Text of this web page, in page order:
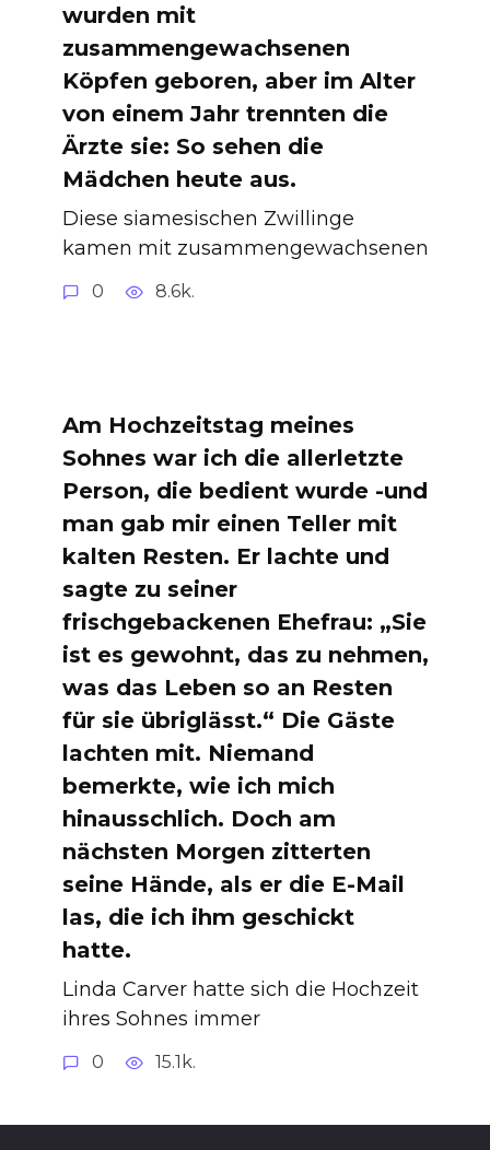
wurden mit
zusammengewachsenen
Köpfen geboren, aber im Alter
von einem Jahr trennten die
Ärzte sie: So sehen die
Mädchen heute aus.
Diese siamesischen Zwillinge
kamen mit zusammengewachsenen
0 8.6k.
Am Hochzeitstag meines
Sohnes war ich die allerletzte
Person, die bedient wurde -und
man gab mir einen Teller mit
kalten Resten. Er lachte und
sagte zu seiner
frischgebackenen Ehefrau: „Sie
ist es gewohnt, das zu nehmen,
was das Leben so an Resten
für sie übriglässt.“ Die Gäste
lachten mit. Niemand
bemerkte, wie ich mich
hinausschlich. Doch am
nächsten Morgen zitterten
seine Hände, als er die E-Mail
las, die ich ihm geschickt
hatte.
Linda Carver hatte sich die Hochzeit
ihres Sohnes immer
0 15.1k.